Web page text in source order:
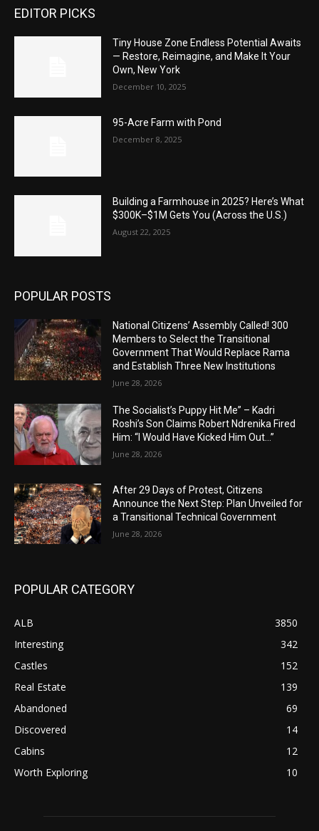
EDITOR PICKS
Tiny House Zone Endless Potential Awaits
— Restore, Reimagine, and Make It Your
Own, New York
December 10, 2025
95-Acre Farm with Pond
December 8, 2025
Building a Farmhouse in 2025? Here’s What
$300K–$1M Gets You (Across the U.S.)
August 22, 2025
POPULAR POSTS
National Citizens’ Assembly Called! 300
Members to Select the Transitional
Government That Would Replace Rama
and Establish Three New Institutions
June 28, 2026
The Socialist’s Puppy Hit Me” – Kadri
Roshi’s Son Claims Robert Ndrenika Fired
Him: “I Would Have Kicked Him Out…”
June 28, 2026
After 29 Days of Protest, Citizens
Announce the Next Step: Plan Unveiled for
a Transitional Technical Government
June 28, 2026
POPULAR CATEGORY
ALB
3850
Interesting
342
Castles
152
Real Estate
139
Abandoned
69
Discovered
14
Cabins
12
Worth Exploring
10